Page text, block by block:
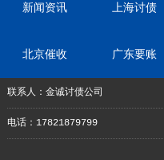
新闻资讯 上海讨债
北京催收 广东要账
联系人：金诚讨债公司
电话：17821879799